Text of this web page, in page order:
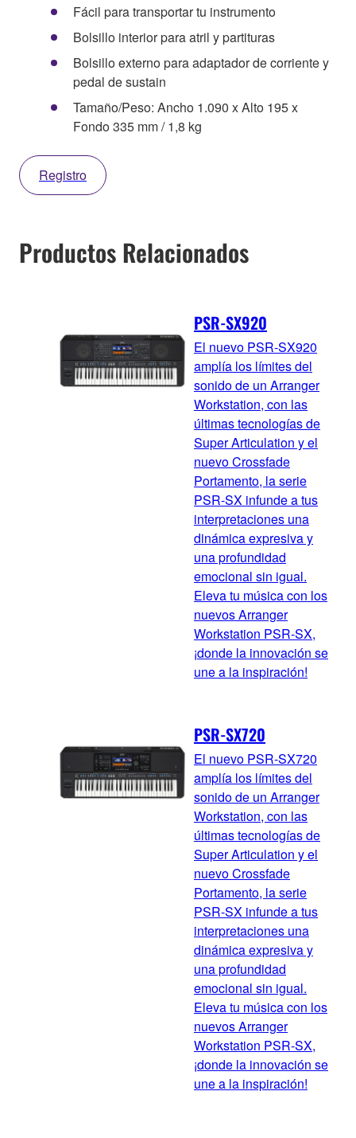
Fácil para transportar tu instrumento
Bolsillo interior para atril y partituras
Bolsillo externo para adaptador de corriente y
pedal de sustain
Tamaño/Peso: Ancho 1.090 x Alto 195 x
Fondo 335 mm / 1,8 kg
Registro
Productos Relacionados
PSR-SX920
El nuevo PSR-SX920
amplía los límites del
sonido de un Arranger
Workstation, con las
últimas tecnologías de
Super Articulation y el
nuevo Crossfade
Portamento, la serie
PSR-SX infunde a tus
interpretaciones una
dinámica expresiva y
una profundidad
emocional sin igual.
Eleva tu música con los
nuevos Arranger
Workstation PSR-SX,
¡donde la innovación se
une a la inspiración!
PSR-SX720
El nuevo PSR-SX720
amplía los límites del
sonido de un Arranger
Workstation, con las
últimas tecnologías de
Super Articulation y el
nuevo Crossfade
Portamento, la serie
PSR-SX infunde a tus
interpretaciones una
dinámica expresiva y
una profundidad
emocional sin igual.
Eleva tu música con los
nuevos Arranger
Workstation PSR-SX,
¡donde la innovación se
une a la inspiración!